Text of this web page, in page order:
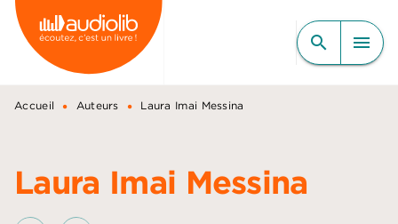
MENU RECHERCHE
CONTENU
PIED DE PAGE
search menu
Accueil • Auteurs • Laura Imai Messina
Laura Imai Messina